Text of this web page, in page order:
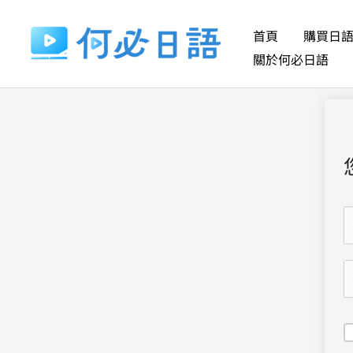
要
首頁 購買日
關於何必日語